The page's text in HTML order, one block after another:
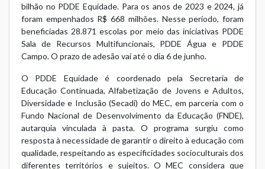
bilhão no PDDE Equidade. Para os anos de 2023 e 2024, já
foram empenhados R$ 668 milhões. Nesse período, foram
beneficiadas 28.871 escolas por meio das iniciativas PDDE
Sala de Recursos Multifuncionais, PDDE Água e PDDE
Campo. O prazo de adesão vai até o dia 6 de junho.
O PDDE Equidade é coordenado pela Secretaria de
Educação Continuada, Alfabetização de Jovens e Adultos,
Diversidade e Inclusão (Secadi) do MEC, em parceria com o
Fundo Nacional de Desenvolvimento da Educação (FNDE),
autarquia vinculada à pasta. O programa surgiu como
resposta à necessidade de garantir o direito à educação com
qualidade, respeitando as especificidades socioculturais dos
diferentes territórios e sujeitos. O MEC considera que